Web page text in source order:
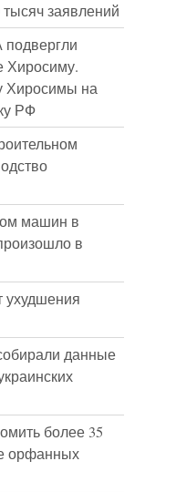
заявлений
подвергли
Хиросиму.
Хиросимы на
РФ
машин в
в
данные
более 35
орфанных